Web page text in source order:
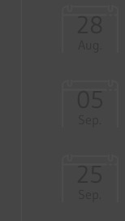
28
05
25